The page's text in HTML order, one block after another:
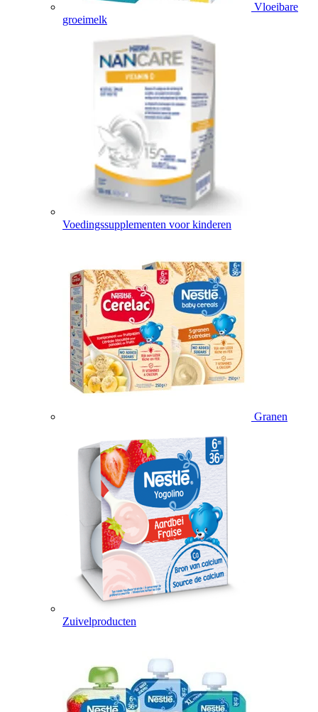
Vloeibare
groeimelk
Voedingssupplementen voor kinderen
Granen
Zuivelproducten